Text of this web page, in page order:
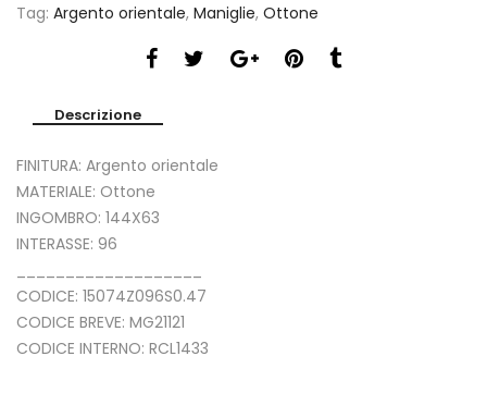
Tag: Argento orientale, Maniglie, Ottone
Descrizione
FINITURA: Argento orientale
MATERIALE: Ottone
INGOMBRO: 144X63
INTERASSE: 96
CODICE: 15074Z096S0.47
CODICE BREVE: MG21121
CODICE INTERNO: RCL1433